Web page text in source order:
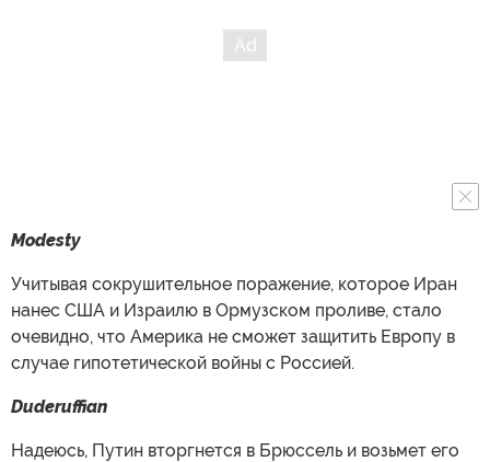
Modesty
Учитывая сокрушительное поражение, которое Иран
нанес США и Израилю в Ормузском проливе, стало
очевидно, что Америка не сможет защитить Европу в
случае гипотетической войны с Россией.
Duderuffian
Надеюсь, Путин вторгнется в Брюссель и возьмет его